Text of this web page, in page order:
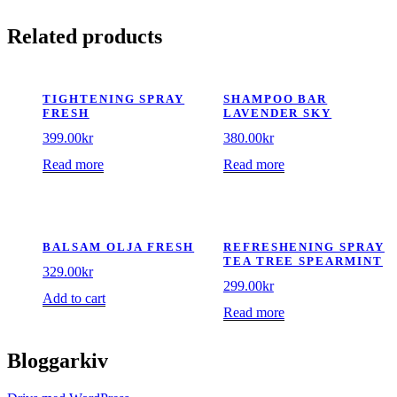
Related products
TIGHTENING SPRAY
FRESH
399.00kr
Read more
SHAMPOO BAR
LAVENDER SKY
380.00kr
Read more
BALSAM OLJA FRESH
329.00kr
Add to cart
REFRESHENING SPRAY
TEA TREE SPEARMINT
299.00kr
Read more
Bloggarkiv